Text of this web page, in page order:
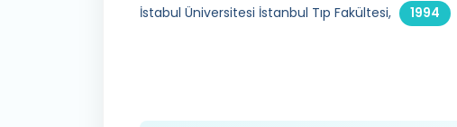
İstabul Üniversitesi İstanbul Tıp Fakültesi, 1994